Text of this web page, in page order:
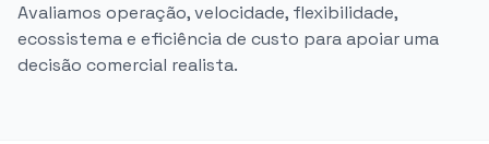
Avaliamos operação, velocidade, flexibilidade,
ecossistema e eficiência de custo para apoiar uma
decisão comercial realista.